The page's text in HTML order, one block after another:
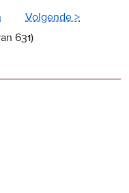
Volgende >
631)